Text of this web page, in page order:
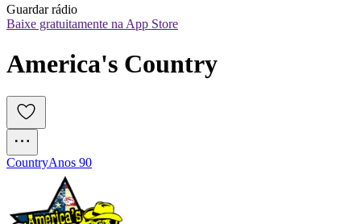
Guardar rádio
Baixe gratuitamente na App Store
America's Country
CountryAnos 90